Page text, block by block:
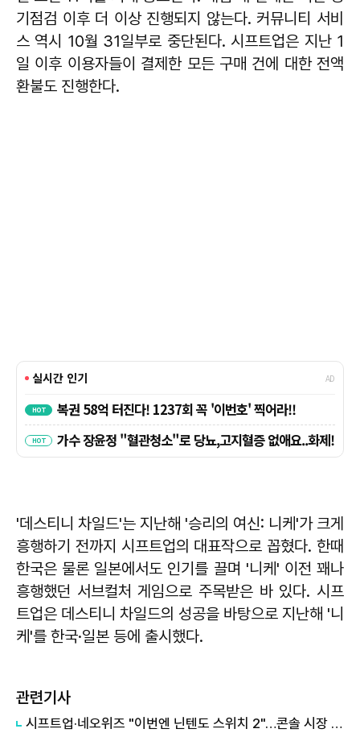
기점검 이후 더 이상 진행되지 않는다. 커뮤니티 서비
스 역시 10월 31일부로 중단된다. 시프트업은 지난 1
일 이후 이용자들이 결제한 모든 구매 건에 대한 전액
환불도 진행한다.
'데스티니 차일드'는 지난해 '승리의 여신: 니케'가 크게
흥행하기 전까지 시프트업의 대표작으로 꼽혔다. 한때
한국은 물론 일본에서도 인기를 끌며 '니케' 이전 꽤나
흥행했던 서브컬처 게임으로 주목받은 바 있다. 시프
트업은 데스티니 차일드의 성공을 바탕으로 지난해 '니
케'를 한국·일본 등에 출시했다.
관련기사
시프트업·네오위즈 "이번엔 닌텐도 스위치 2"…콘솔 시장 확대